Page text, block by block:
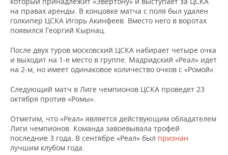
КОМУ ПРИНАДЛЕЖАТ
ТОРГОВЫЕ ЦЕНТРЫ
ТАТАРСТАНА
БЮДЖЕТ
ИНВЕСТИЦИИ
МАШИНОСТРОЕНИЕ
НЕФТЬ
ОПК
НОВОСТИ АВТО
БИЗНЕС
НОВОСТИ БИЗНЕСА
РОЗНИЧНАЯ ТОРГОВЛЯ
УСЛУГИ
ТЕХНОЛОГИИ
НОВОСТИ ТЕХНОЛОГИЙ
МЕДИА
ТЕЛЕКОММУНИКАЦИИ
МЕРОПРИЯТИЯ
ВЫЕЗДНАЯ РЕДАКЦИЯ
БИЗНЕС-БРАНЧИ
ONLINE-КОНФЕРЕНЦИИ
НОВОСТИ СПОРТА
ФУТБОЛ
ХОККЕЙ
ОБЩЕСТВО
НОВОСТИ ОБЩЕСТВА
ВЛАСТЬ
ФОТОГАЛЕРЕЯ
СЮЖЕТЫ
на правах аренды. В концовке матча с поля был удален
голкипер ЦСКА Игорь Акинфеев. Вместо него в воротах
появился Георгий Кырнац.
После двух туров московский ЦСКА набирает четыре очка
и выходит на 1-е место в группе. Мадридский «Реал» идет
на 2-м, но имеет одинаковое количество очков с «Ромой».
Следующий матч в Лиге чемпионов ЦСКА проведет 23
октября против «Ромы».
Отметим, что «Реал» является действующим обладателем
Лиги чемпионов. Команда завоевывала трофей
последние 3 года. В сентябре «Реал» был признан
лучшим клубом года.